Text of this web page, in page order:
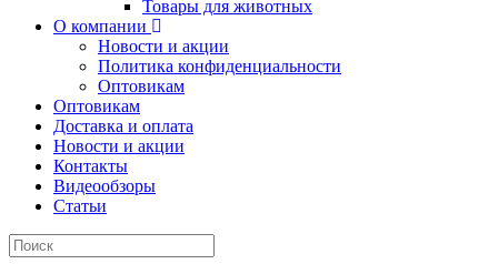
Товары для животных
О компании
Новости и акции
Политика конфиденциальности
Оптовикам
Оптовикам
Доставка и оплата
Новости и акции
Контакты
Видеообзоры
Статьи